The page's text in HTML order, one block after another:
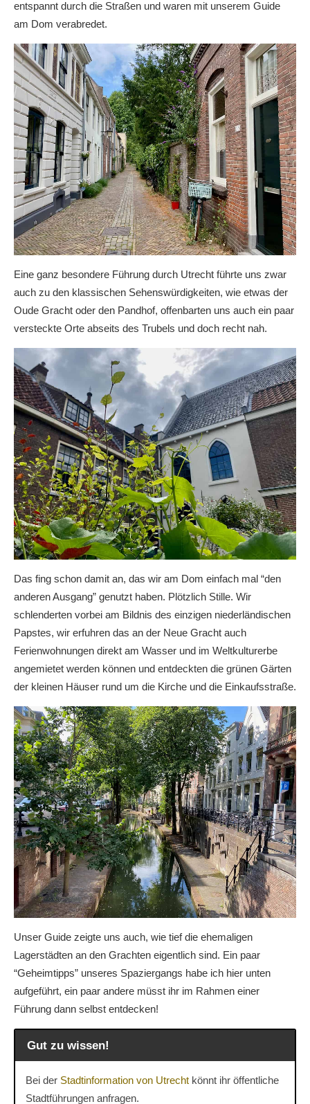
entspannt durch die Straßen und waren mit unserem Guide
am Dom verabredet.
Eine ganz besondere Führung durch Utrecht führte uns zwar
auch zu den klassischen Sehenswürdigkeiten, wie etwas der
Oude Gracht oder den Pandhof, offenbarten uns auch ein paar
versteckte Orte abseits des Trubels und doch recht nah.
Das fing schon damit an, das wir am Dom einfach mal “den
anderen Ausgang” genutzt haben. Plötzlich Stille. Wir
schlenderten vorbei am Bildnis des einzigen niederländischen
Papstes, wir erfuhren das an der Neue Gracht auch
Ferienwohnungen direkt am Wasser und im Weltkulturerbe
angemietet werden können und entdeckten die grünen Gärten
der kleinen Häuser rund um die Kirche und die Einkaufsstraße.
Unser Guide zeigte uns auch, wie tief die ehemaligen
Lagerstädten an den Grachten eigentlich sind. Ein paar
“Geheimtipps” unseres Spaziergangs habe ich hier unten
aufgeführt, ein paar andere müsst ihr im Rahmen einer
Führung dann selbst entdecken!
Gut zu wissen!
Bei der Stadtinformation von Utrecht könnt ihr öffentliche
Stadtführungen anfragen.